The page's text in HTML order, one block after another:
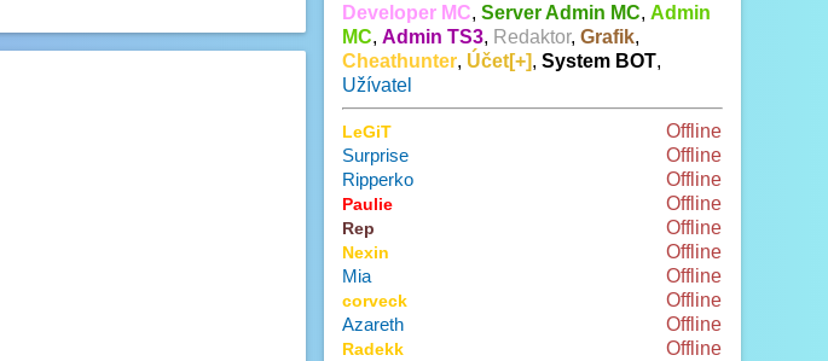
Developer MC, Server Admin MC, Admin
MC, Admin TS3, Redaktor, Grafik,
Cheathunter, Účet[+], System BOT,
Užívatel
LeGiT
Offline
Surprise
Offline
Ripperko
Offline
Paulie Offline
Rep Offline
Nexin
Offline
Mia
Offline
corveck
Offline
Azareth
Offline
Radekk
Offline